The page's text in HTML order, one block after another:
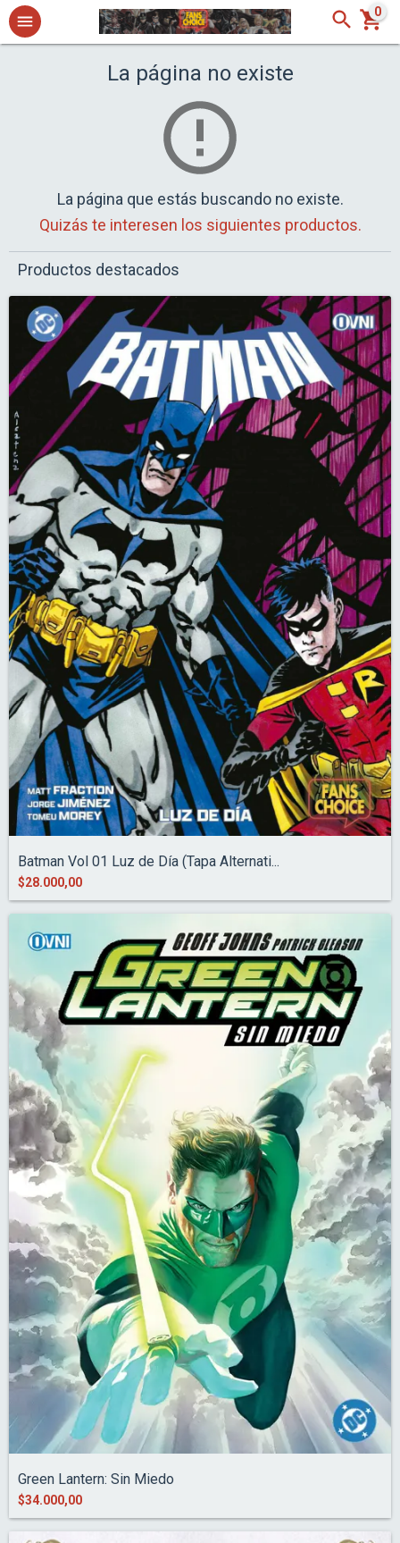
0
La página no existe
La página que estás buscando no existe.
Quizás te interesen los siguientes productos.
Productos destacados
Batman Vol 01 Luz de Día (Tapa Alternati...
$28.000,00
Green Lantern: Sin Miedo
$34.000,00